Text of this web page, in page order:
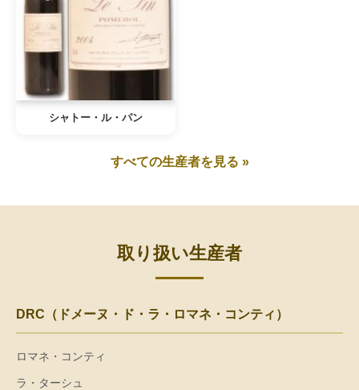
シャトー・ル・パン
すべての生産者を見る »
取り扱い生産者
DRC（ドメーヌ・ド・ラ・ロマネ・コンティ）
ロマネ・コンティ
ラ・ターシュ